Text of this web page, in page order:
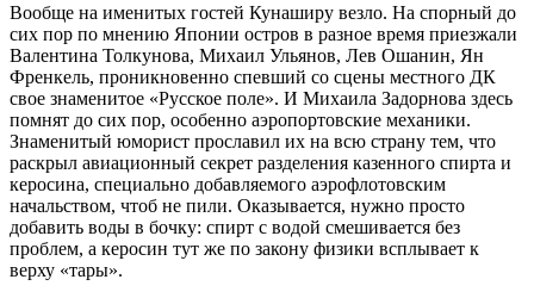
Вообще на именитых гостей Кунаширу везло. На спорный до
сих пор по мнению Японии остров в разное время приезжали
Валентина Толкунова, Михаил Ульянов, Лев Ошанин, Ян
Френкель, проникновенно спевший со сцены местного ДК
свое знаменитое «Русское поле». И Михаила Задорнова здесь
помнят до сих пор, особенно аэропортовские механики.
Знаменитый юморист прославил их на всю страну тем, что
раскрыл авиационный секрет разделения казенного спирта и
керосина, специально добавляемого аэрофлотовским
начальством, чтоб не пили. Оказывается, нужно просто
добавить воды в бочку: спирт с водой смешивается без
проблем, а керосин тут же по закону физики всплывает к
верху «тары».